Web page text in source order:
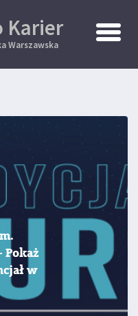
Toggle
Karier
Warszawska
Pokaż
w